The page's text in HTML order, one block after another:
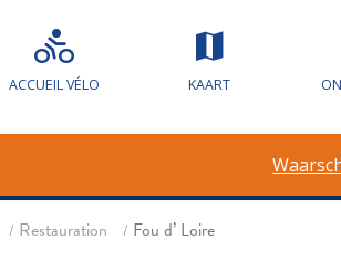
ACCUEIL VÉLO KAART
d’ Loire
Restauration Fou d’ Loire